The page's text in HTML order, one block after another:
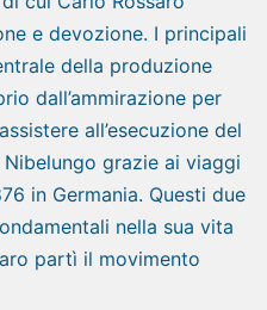
e devozione. I principali
della produzione
dall’ammirazione per
all’esecuzione del
Nibelungo grazie ai viaggi
in Germania. Questi due
nella sua vita
partì il movimento